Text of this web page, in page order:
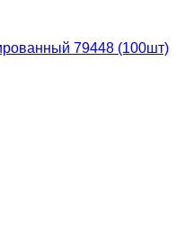
79448 (100шт)